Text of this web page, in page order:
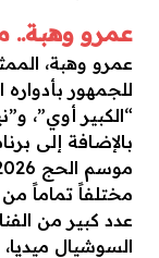
عمرو وهبة..
عمرو وهبة،
للجمهور
“الكبير أوي”،
بالإضافة إلى
مختلفاً تماماً من
عدد كبير من
السوشيال